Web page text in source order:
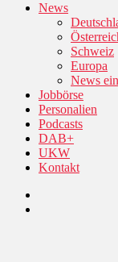
News
Schweiz
Europa
News
Jobbörse
Personalien
Podcasts
DAB+
UKW
Kontakt